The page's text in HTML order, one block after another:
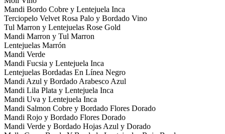
Mandi Bordo Cobre y Lentejuela Inca
Terciopelo Velvet Rosa Palo y Bordado Vino
Tul Marron y Lentejuelas Rose Gold
Mandi Marron y Tul Marron
Lentejuelas Marrón
Mandi Verde
Mandi Fucsia y Lentejuela Inca
Lentejuelas Bordadas En Línea Negro
Mandi Azul y Bordado Arabesco Azul
Mandi Lila Plata y Lentejuela Inca
Mandi Uva y Lentejuela Inca
Mandi Salmon Cobre y Bordado Flores Dorado
Mandi Rojo y Bordado Flores Dorado
Mandi Verde y Bordado Hojas Azul y Dorado